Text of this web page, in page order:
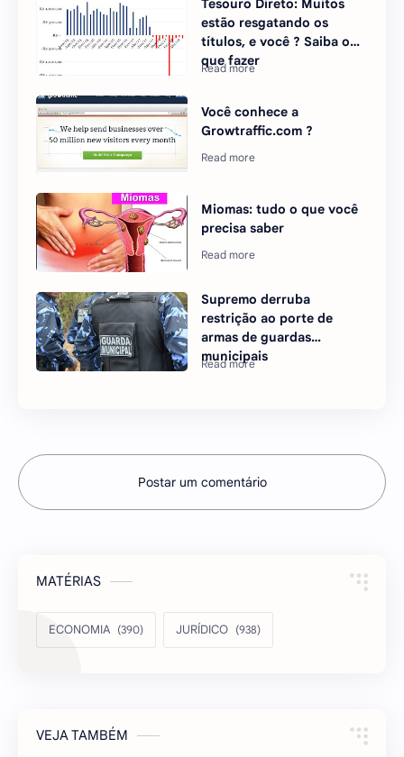
estão resgatando os
títulos, e você ? Saiba o
que fazer
Você conhece a
Growtraffic.com ?
Miomas: tudo o que você
precisa saber
Supremo derruba
restrição ao porte de
armas de guardas
municipais
Postar um comentário
MATÉRIAS
ECONOMIA JURÍDICO
VEJA TAMBÉM